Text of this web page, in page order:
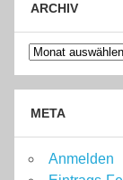
ARCHIV
Archiv
META
Anmelden